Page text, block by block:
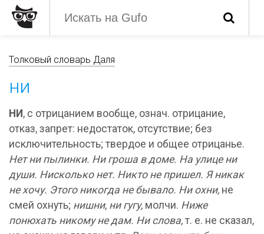
Толковый словарь Даля
ни
НИ , с отрицанием вообще, означ. отрицание,
отказ, запрет: недостаток, отсутствие; без
исключительность; твердое и общее отрицанье.
Нет ни пылинки. Ни гроша в доме. На улице ни
души. Нисколько нет. Никто не пришел. Я никак
не хочу. Этого никогда не бывало. Ни охни, не
смей охнуть; нишни, ни гугу, молчи. Ниже
понюхать никому не дам. Ни слова, т. е. не сказал,